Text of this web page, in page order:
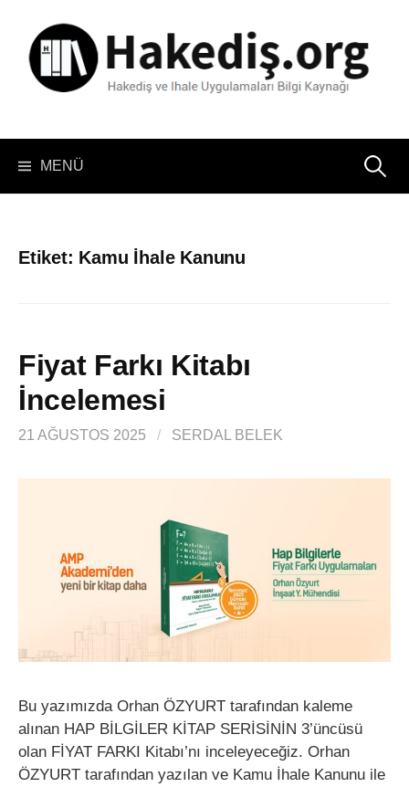
MENÜ Arama:
Etiket: Kamu İhale Kanunu
Fiyat Farkı Kitabı
İncelemesi
21 AĞUSTOS 2025 / SERDAL BELEK
Bu yazımızda Orhan ÖZYURT tarafından kaleme
alınan HAP BİLGİLER KİTAP SERİSİNİN 3’üncüsü
olan FİYAT FARKI Kitabı’nı inceleyeceğiz. Orhan
ÖZYURT tarafından yazılan ve Kamu İhale Kanunu ile